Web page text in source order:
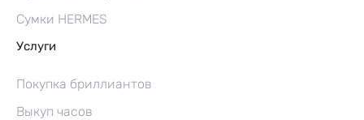
Сумки HERMES
Услуги
Покупка бриллиантов
Выкуп часов